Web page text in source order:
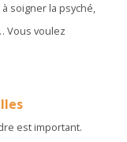
soigner la psyché,
Vous voulez
est important.